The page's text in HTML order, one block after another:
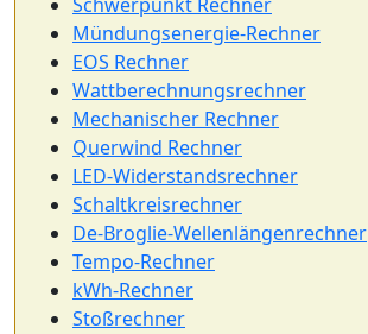
Schwerpunkt Rechner
Mündungsenergie-Rechner
EOS Rechner
Wattberechnungsrechner
Mechanischer Rechner
Querwind Rechner
LED-Widerstandsrechner
Schaltkreisrechner
De-Broglie-Wellenlängenrechner
Tempo-Rechner
kWh-Rechner
Stoßrechner